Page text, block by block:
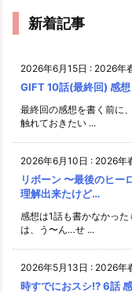
新着記事
2026年6月15日 : 2026年
GIFT 10話(最終回) 感
最終回の感想を書く前に
触れておきたい ...
2026年6月10日 : 2026年
リボーン 〜最後のヒー
理解出来たけど…
感想は1話も書かなかっ
は、う〜ん…せ ...
2026年5月13日 : 2026年
時すでにおスシ!? 6話